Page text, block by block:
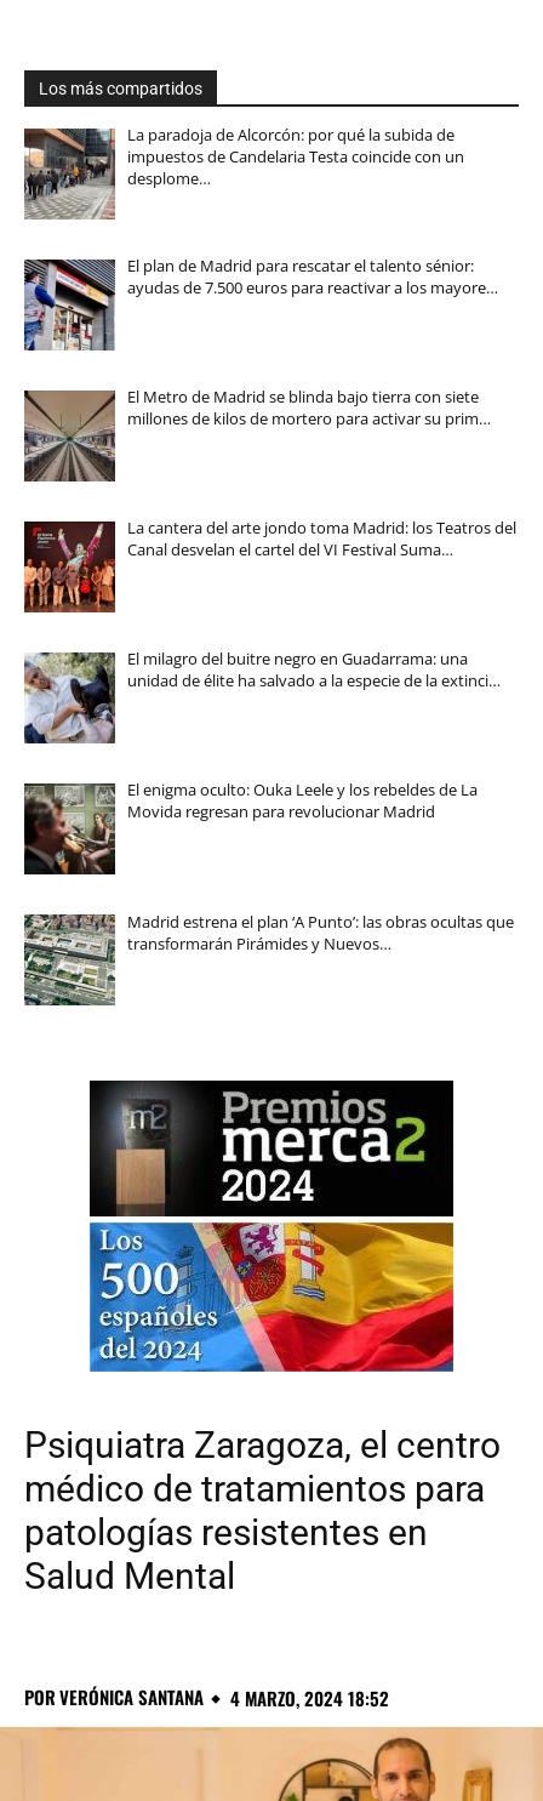
Los más compartidos
La paradoja de Alcorcón: por qué la subida de
impuestos de Candelaria Testa coincide con un
desplome…
El plan de Madrid para rescatar el talento sénior:
ayudas de 7.500 euros para reactivar a los mayore…
El Metro de Madrid se blinda bajo tierra con siete
millones de kilos de mortero para activar su prim…
La cantera del arte jondo toma Madrid: los Teatros del
Canal desvelan el cartel del VI Festival Suma…
El milagro del buitre negro en Guadarrama: una
unidad de élite ha salvado a la especie de la extinci…
El enigma oculto: Ouka Leele y los rebeldes de La
Movida regresan para revolucionar Madrid
Madrid estrena el plan ‘A Punto’: las obras ocultas que
transformarán Pirámides y Nuevos…
Psiquiatra Zaragoza, el centro
médico de tratamientos para
patologías resistentes en
Salud Mental
PORVERÓNICA SANTANA 4 MARZO, 2024 18:52